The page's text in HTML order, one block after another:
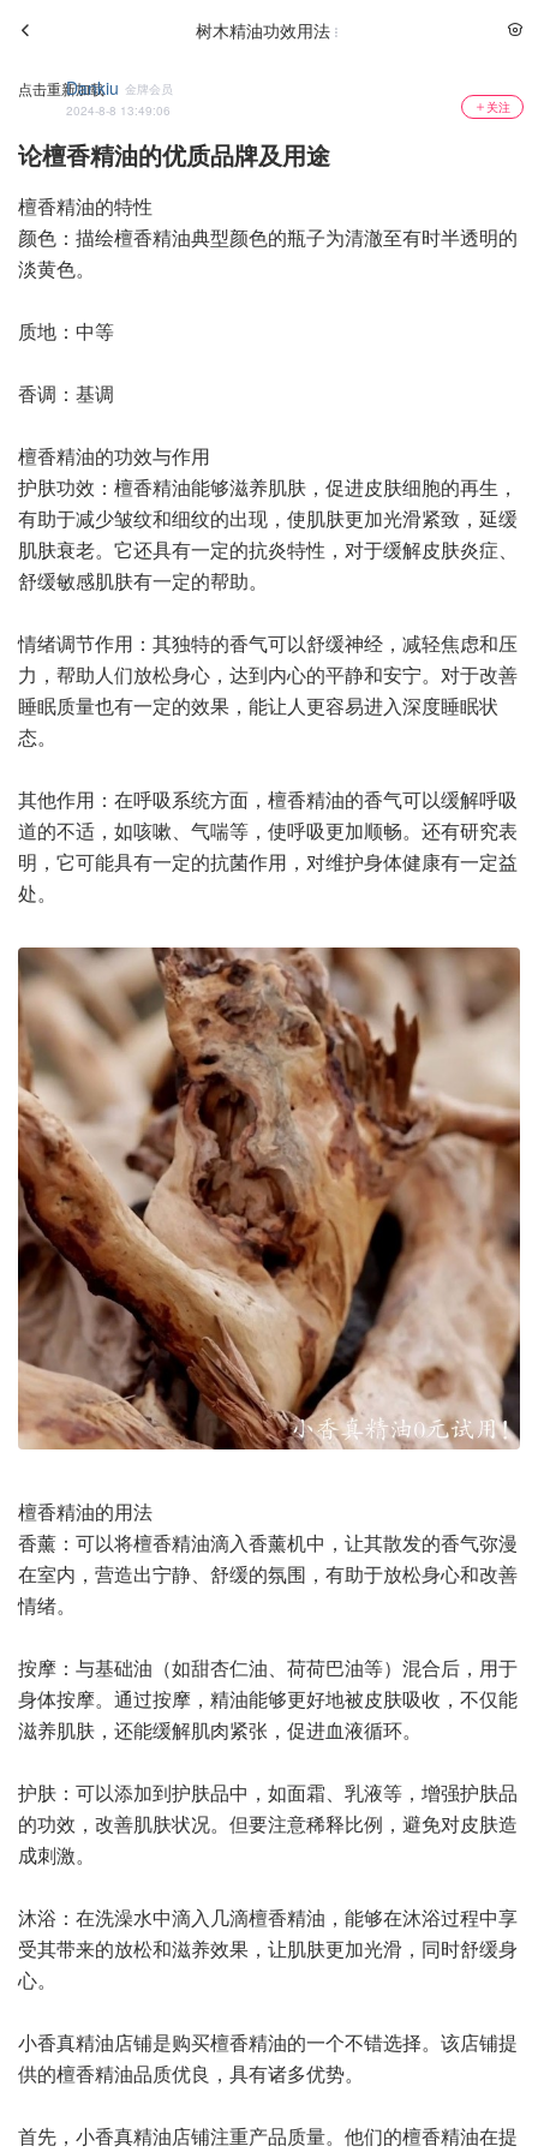
树木精油功效用法
点击重新加载
Dankiu 金牌会员
2024-8-8 13:49:06
关注
论檀香精油的优质品牌及用途
檀香精油的特性
颜色：描绘檀香精油典型颜色的瓶子为清澈至有时半透明的
淡黄色。
质地：中等
香调：基调
檀香精油的功效与作用
护肤功效：檀香精油能够滋养肌肤，促进皮肤细胞的再生，
有助于减少皱纹和细纹的出现，使肌肤更加光滑紧致，延缓
肌肤衰老。它还具有一定的抗炎特性，对于缓解皮肤炎症、
舒缓敏感肌肤有一定的帮助。
情绪调节作用：其独特的香气可以舒缓神经，减轻焦虑和压
力，帮助人们放松身心，达到内心的平静和安宁。对于改善
睡眠质量也有一定的效果，能让人更容易进入深度睡眠状
态。
其他作用：在呼吸系统方面，檀香精油的香气可以缓解呼吸
道的不适，如咳嗽、气喘等，使呼吸更加顺畅。还有研究表
明，它可能具有一定的抗菌作用，对维护身体健康有一定益
处。
檀香精油的用法
香薰：可以将檀香精油滴入香薰机中，让其散发的香气弥漫
在室内，营造出宁静、舒缓的氛围，有助于放松身心和改善
情绪。
按摩：与基础油（如甜杏仁油、荷荷巴油等）混合后，用于
身体按摩。通过按摩，精油能够更好地被皮肤吸收，不仅能
滋养肌肤，还能缓解肌肉紧张，促进血液循环。
护肤：可以添加到护肤品中，如面霜、乳液等，增强护肤品
的功效，改善肌肤状况。但要注意稀释比例，避免对皮肤造
成刺激。
沐浴：在洗澡水中滴入几滴檀香精油，能够在沐浴过程中享
受其带来的放松和滋养效果，让肌肤更加光滑，同时舒缓身
心。
小香真精油店铺是购买檀香精油的一个不错选择。该店铺提
供的檀香精油品质优良，具有诸多优势。
首先，小香真精油店铺注重产品质量。他们的檀香精油在提